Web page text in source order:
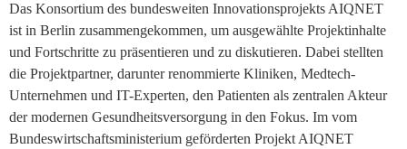
Das Konsortium des bundesweiten Innovationsprojekts AIQNET
ist in Berlin zusammengekommen, um ausgewählte Projektinhalte
und Fortschritte zu präsentieren und zu diskutieren. Dabei stellten
die Projektpartner, darunter renommierte Kliniken, Medtech-
Unternehmen und IT-Experten, den Patienten als zentralen Akteur
der modernen Gesundheitsversorgung in den Fokus. Im vom
Bundeswirtschaftsministerium geförderten Projekt AIQNET